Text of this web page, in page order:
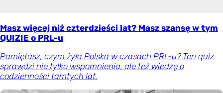
Masz więcej niż czterdzieści lat? Masz szansę w tym
QUIZIE o PRL-u
Pamiętasz, czym żyła Polska w czasach PRL-u? Ten quiz
sprawdzi nie tylko wspomnienia, ale też wiedzę o
codzienności tamtych lat.